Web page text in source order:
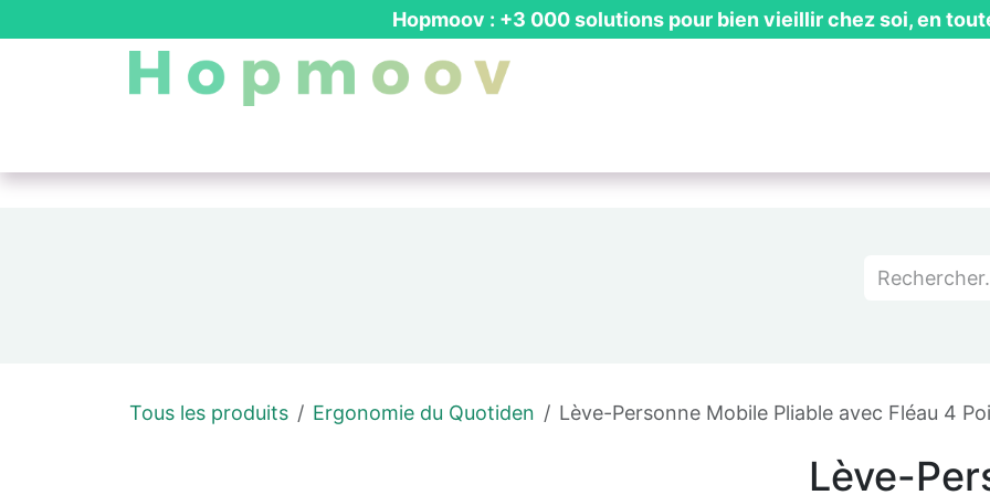
Hopmoov : +3 000 solutions pour bien vieillir chez soi, en
Tous les produits Ergonomie du Quotiden Lève-Personne Mobile Pliable avec Fléau 4
Lève-